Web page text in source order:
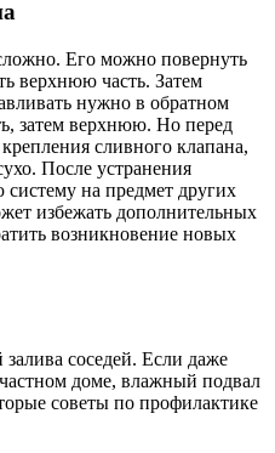
Его можно повернуть
верхнюю часть. Затем
нужно в обратном
затем верхнюю. Но перед
сливного клапана,
После устранения
на предмет других
избежать дополнительных
возникновение новых
соседей. Если даже
доме, влажный подвал
советы по профилактике